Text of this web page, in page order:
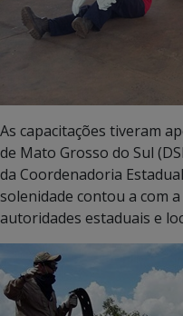
As capacitações tiveram
de Mato Grosso do Sul
da Coordenadoria
solenidade contou a com
autoridades estaduais e